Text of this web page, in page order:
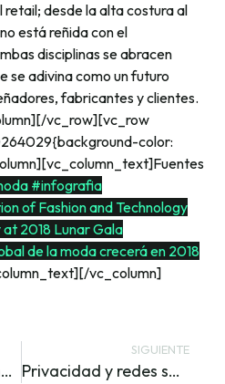
retail; desde la alta costura al
está reñida con el
disciplinas se abracen
se adivina como un futuro
fabricantes y clientes.
vc_row][vc_row
color:
#infografia
of Fashion and Technology
2018 Lunar Gala
de la moda crecerá en 2018
vc_column]
Caminar con éxito hacia la Industria 4.0: Capítulo 1 – La transformación Digital
SIGUIENTE
Privacidad y redes sociales: Conociendo a la víctima